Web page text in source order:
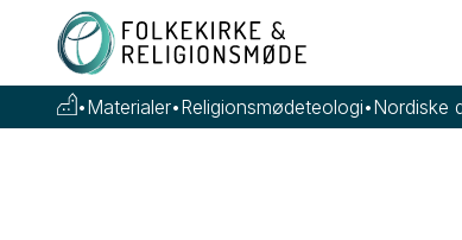
•Materialer•Religionsmødeteologi•Nordiske